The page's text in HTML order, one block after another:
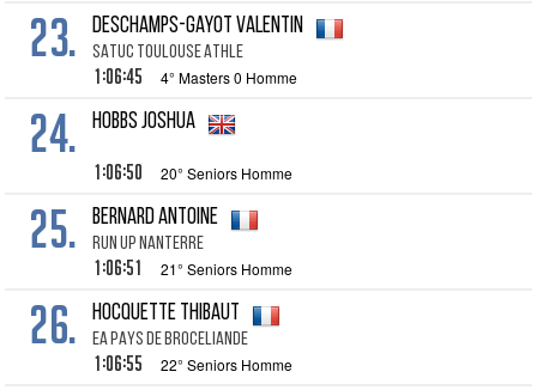
23. DESCHAMPS-GAYOT VALENTIN
SATUC TOULOUSE ATHLE
1:06:45 4° Masters 0 Homme
24. HOBBS JOSHUA
1:06:50 20° Seniors Homme
25. BERNARD ANTOINE
RUN UP NANTERRE
1:06:51 21° Seniors Homme
26. HOCQUETTE THIBAUT
EA PAYS DE BROCELIANDE
1:06:55 22° Seniors Homme